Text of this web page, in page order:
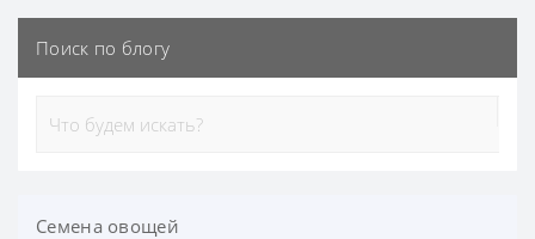
Поиск по блогу
Семена овощей